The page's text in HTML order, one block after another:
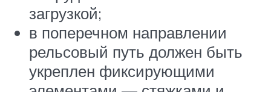
загрузкой;
в поперечном направлении
рельсовый путь должен быть
укреплен фиксирующими